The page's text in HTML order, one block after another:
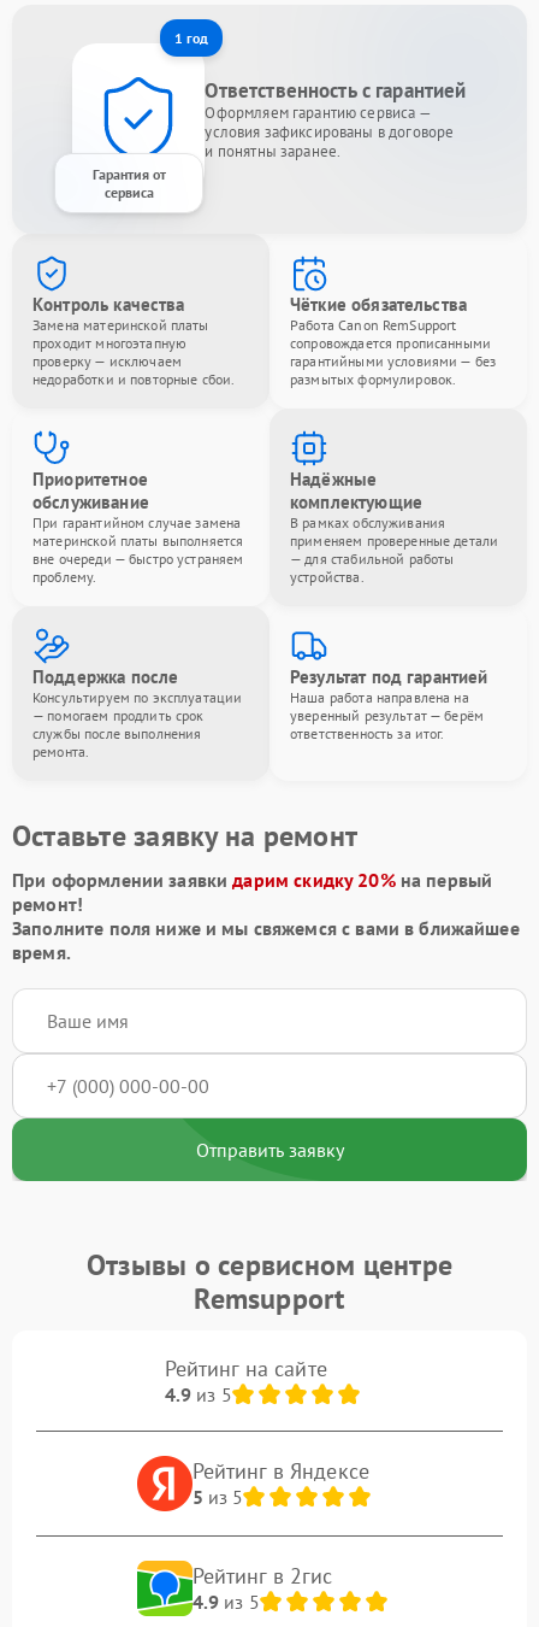
1 год
Гарантия от
сервиса
Ответственность с гарантией
Оформляем гарантию сервиса —
условия зафиксированы в договоре
и понятны заранее.
Контроль качества
Замена материнской платы
проходит многоэтапную
проверку — исключаем
недоработки и повторные сбои.
Чёткие обязательства
Работа Canon RemSupport
сопровождается прописанными
гарантийными условиями — без
размытых формулировок.
Приоритетное
обслуживание
При гарантийном случае замена
материнской платы выполняется
вне очереди — быстро устраняем
проблему.
Надёжные
комплектующие
В рамках обслуживания
применяем проверенные детали
— для стабильной работы
устройства.
Поддержка после
Консультируем по эксплуатации
— помогаем продлить срок
службы после выполнения
ремонта.
Результат под гарантией
Наша работа направлена на
уверенный результат — берём
ответственность за итог.
Оставьте заявку на ремонт
При оформлении заявкидарим скидку 20%на первый
ремонт!
Заполните поля ниже и мы свяжемся с вами в ближайшее
время.
Отправить заявку
Отзывы о сервисном центре
Remsupport
Рейтинг на сайте
4.9из 5
Рейтинг в Яндексе
5 из 5
Рейтинг в 2гис
4.9из 5